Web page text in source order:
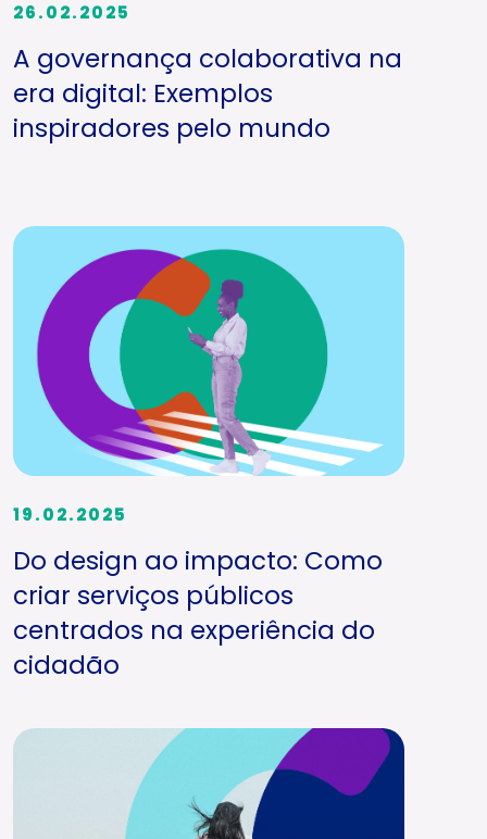
26.02.2025
A governança colaborativa na
era digital: Exemplos
inspiradores pelo mundo
19.02.2025
Do design ao impacto: Como
criar serviços públicos
centrados na experiência do
cidadão